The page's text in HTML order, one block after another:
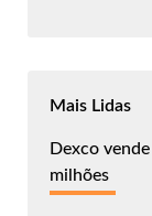
Mais Lidas
Dexco
milhões